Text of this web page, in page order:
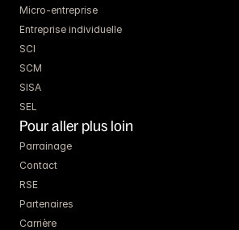
Micro-entreprise
Entreprise individuelle
SCI
SCM
SISA
SEL
Pour aller plus loin
Parrainage
Contact
RSE
Partenaires
Carrière